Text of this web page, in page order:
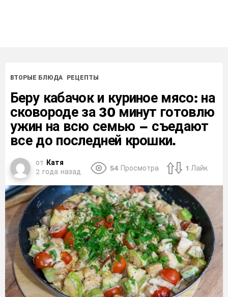
ВТОРЫЕ БЛЮДА РЕЦЕПТЫ
Беру кабачок и куриное мясо: на
сковороде за 30 минут готовлю
ужин на всю семью – съедают
все до последней крошки.
от Катя
2 года назад
54 Просмотра 1 Лайк